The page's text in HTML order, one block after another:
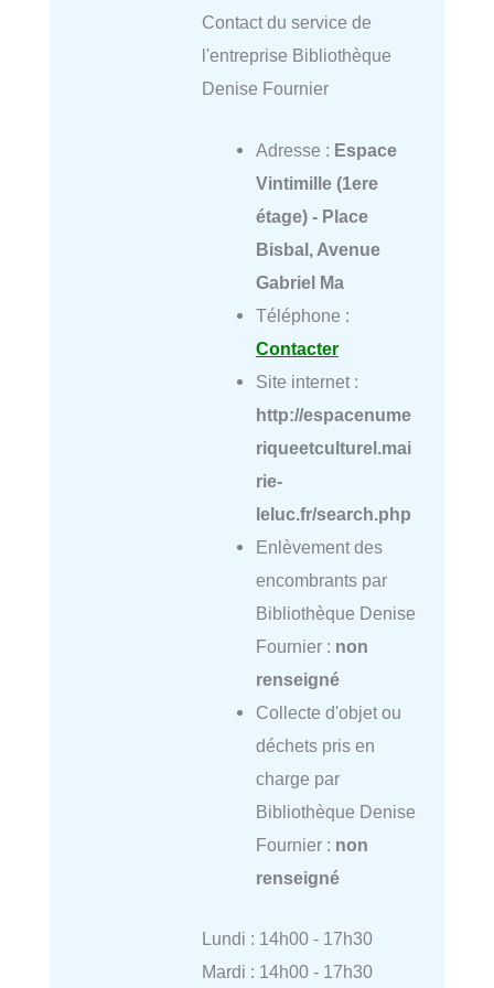
Contact du service de
l'entreprise Bibliothèque
Denise Fournier
Adresse : Espace
Vintimille (1ere
étage) - Place
Bisbal, Avenue
Gabriel Ma
Téléphone :
Contacter
Site internet :
http://espacenume
riqueetculturel.mai
rie-
leluc.fr/search.php
Enlèvement des
encombrants par
Bibliothèque Denise
Fournier : non
renseigné
Collecte d'objet ou
déchets pris en
charge par
Bibliothèque Denise
Fournier : non
renseigné
Lundi : 14h00 - 17h30
Mardi : 14h00 - 17h30